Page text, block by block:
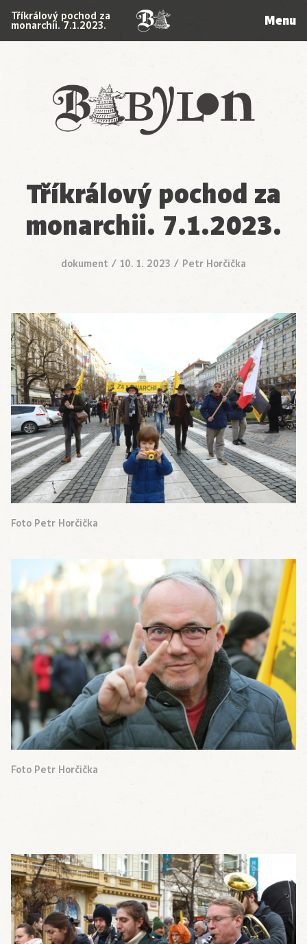
Babylon
Tříkrálový pochod za
monarchii. 7.1.2023. Menu
Tříkrálový pochod za
monarchii. 7.1.2023.
dokument / 10. 1. 2023 / Petr Horčička
Foto Petr Horčička
Foto Petr Horčička